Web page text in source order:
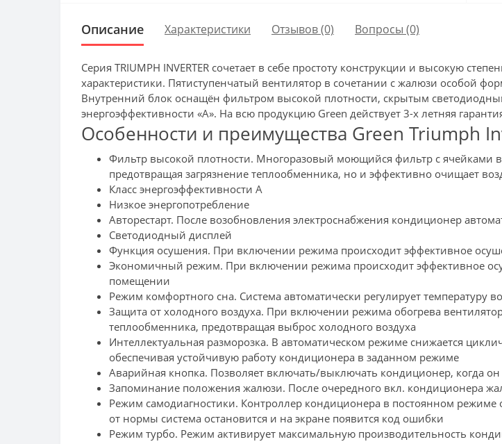
Описание Характеристики Отзывов (0) Вопросы (0)
Серия TRIUMPH INVERTER сочетает в себе простоту конструкции и высокую
характеристики. Пятиступенчатый вентилятор в сочетании с жалюзи особой
Внутренний блок оснащён фильтром высокой плотности, скрытым
энергоэффективности «А». На всю продукцию Green действует 3-х летняя
Особенности и преимущества Green Triumph
Фильтр высокой плотности. Многоразовый моющийся фильтр с
предотвращая загрязнение теплообменника, но и эффективно очищает
Класс энергоэффективности А
Низкое энергопотребление
Авторестарт. После возобновления электроснабжения кондиционер
Светодиодный дисплей
Функция осушения. При включении режима происходит эффективное
Экономичный режим. При включении режима происходит эффективное
помещении
Режим комфортного сна. Система автоматически регулирует
Защита от холодного воздуха. При включении режима обогрева
теплообменника, предотвращая выброс холодного воздуха
Интеллектуальная разморозка. В автоматическом режиме снижается
обеспечивая устойчивую работу кондиционера в заданном режиме
Аварийная кнопка. Позволяет включать/выключать кондиционер, когда
Запоминание положения жалюзи. После очередного вкл. кондиционера
Режим самодиагностики. Контроллер кондиционера в постоянном
от нормы система остановится и на экране появится код ошибки
Режим турбо. Режим активирует максимальную производительность